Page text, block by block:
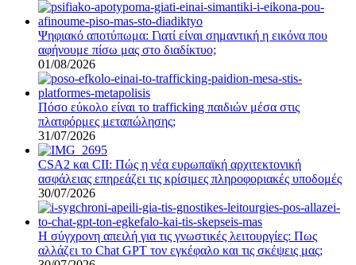
Ψηφιακό αποτύπωμα: Γιατί είναι σημαντική η εικόνα που
αφήνουμε πίσω μας στο διαδίκτυο;
01/08/2026
Πόσο εύκολο είναι το trafficking παιδιών μέσα στις
πλατφόρμες μεταπώλησης;
31/07/2026
CSA2 και CII: Πώς η νέα ευρωπαϊκή αρχιτεκτονική
ασφάλειας επηρεάζει τις κρίσιμες πληροφοριακές υποδομές
30/07/2026
Η σύγχρονη απειλή για τις γνωστικές λειτουργίες: Πως
αλλάζει το Chat GPT τον εγκέφαλο και τις σκέψεις μας;